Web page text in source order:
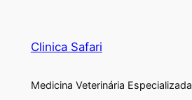
Clinica Safari
Medicina Veterinária Especializada